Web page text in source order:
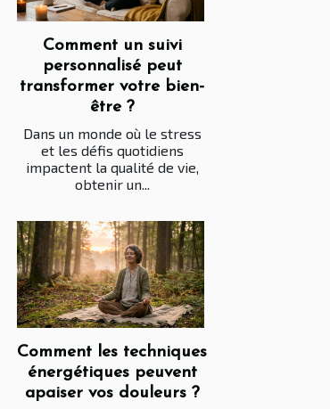
Comment un suivi
personnalisé peut
transformer votre bien-
être ?
Dans un monde où le stress
et les défis quotidiens
impactent la qualité de vie,
obtenir un...
Comment les techniques
énergétiques peuvent
apaiser vos douleurs ?